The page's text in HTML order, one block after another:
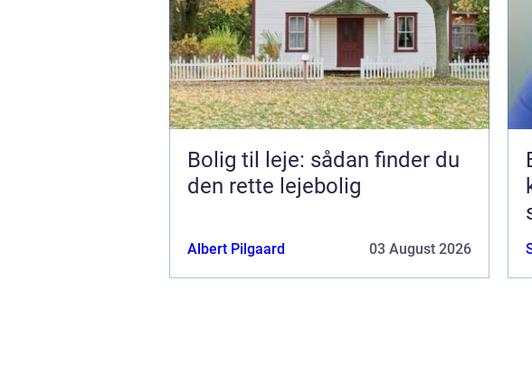
Bolig til leje: sådan finder du
den rette lejebolig
Albert Pilgaard 03 August 2026